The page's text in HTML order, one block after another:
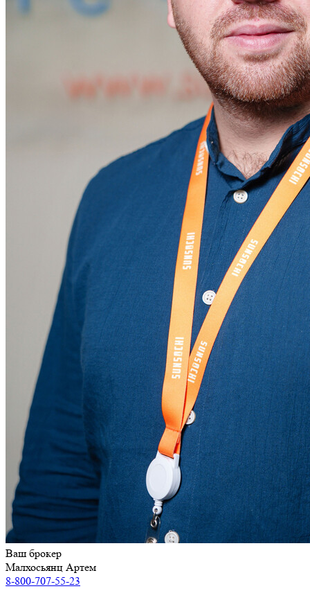
Ваш брокер
Малхосьянц Артем
8-800-707-55-23